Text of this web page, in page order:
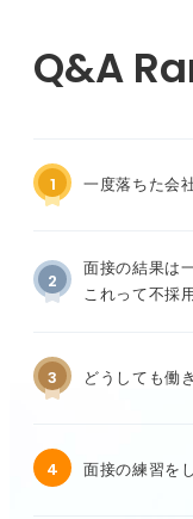
1 一度落ちた会
2
面接の結果は
これって不採
3 どうしても働
4 面接の練習を